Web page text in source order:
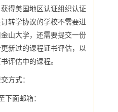
得美国地区认证组织认证
转学协议的学校不需要进
山大学，还需要提交一份
新过的课程证书评估，以
评估中的课程。
方式：
下面邮箱：